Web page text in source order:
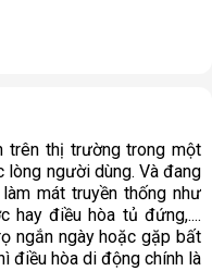
trên thị trường trong một
người dùng. Và đang
mát truyền thống như
hay điều hòa tủ đứng,....
ngắn ngày hoặc gặp bất
điều hòa di động chính là